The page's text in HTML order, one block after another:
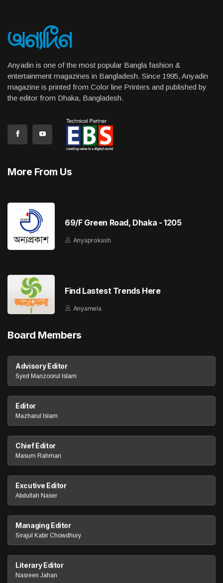
Anyadin is one of the most popular Bangla fashion &
entertainment magazines in Bangladesh. Since 1995, Anyadin
magazine is printed from Color line Printers and published by
the editor from Dhaka, Bangladesh.
More From Us
69/F Green Road, Dhaka - 1205
Anyaprokash
Find Lastest Trends Here
Anyamela
Board Members
Advisory Editor
Syed Manzoorul Islam
Editor
Mazharul Islam
Chief Editor
Masum Rahman
Excutive Editor
Abdullah Naser
Managing Editor
Sirajul Kabir Chowdhury
Literary Editor
Nasreen Jahan